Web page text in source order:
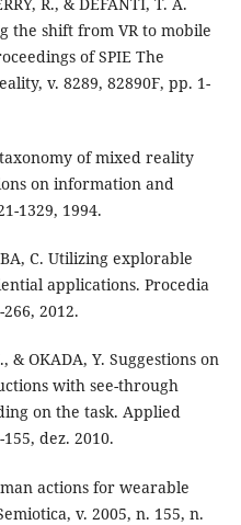
R., & DEFANTI, T. A.
the shift from VR to mobile
of SPIE The
v. 8289, 82890F, pp. 1-
taxonomy of mixed reality
on information and
1329, 1994.
C. Utilizing explorable
applications. Procedia
2012.
& OKADA, Y. Suggestions on
with see-through
on the task. Applied
dez. 2010.
actions for wearable
v. 2005, n. 155, n.